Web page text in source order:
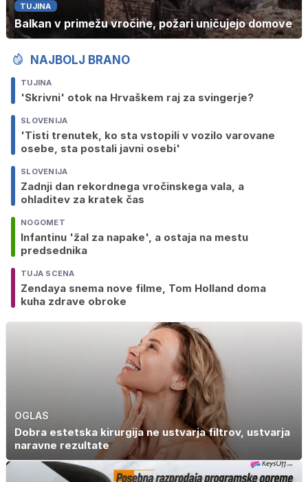
TUJINA
Balkan v primežu vročine, požari uničujejo domove
NAJBOLJ BRANO
TUJINA
'Skrivni' otok na Hrvaškem raj za svingerje?
SLOVENIJA
'Tisti trenutek, ko sta vstopili v vozilo varovane
osebe, sta postali javni osebi'
SLOVENIJA
Zadnji dan rekordnega vročinskega vala, a
ohladitev za kratek čas
NOGOMET
Infantinu 'žal za napake', a ostaja na mestu
predsednika
TUJA SCENA
Zendaya snema nove filme, Tom Holland doma
kuha zdrave obroke
OGLAS
Dobra estetska kirurgija ne ustvarja filtrov, ustvarja
naravne rezultate